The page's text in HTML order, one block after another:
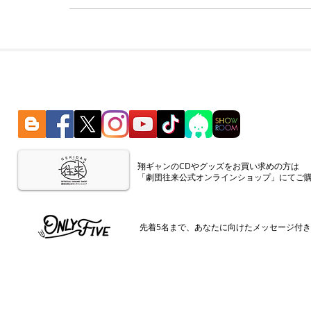
​翔ギャンのCDやグッズをお買い求めの方は
「劇団往来公式オンラインショップ」にてご
先着5名まで、あなたに向けたメッセージ付